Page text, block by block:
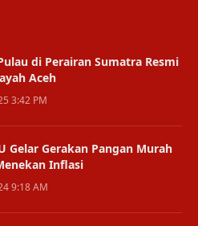
di Perairan Sumatra Resmi
Aceh
3:42 PM
Gelar Gerakan Pangan Murah
Inflasi
9:18 AM